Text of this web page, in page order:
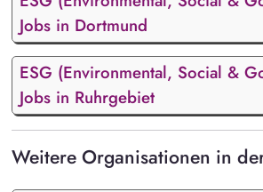
Jobs in Dortmund
ESG (Environmental, Social &
Jobs in Ruhrgebiet
Weitere Organisationen in